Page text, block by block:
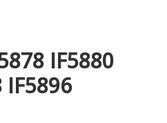
IF5880
IF5896